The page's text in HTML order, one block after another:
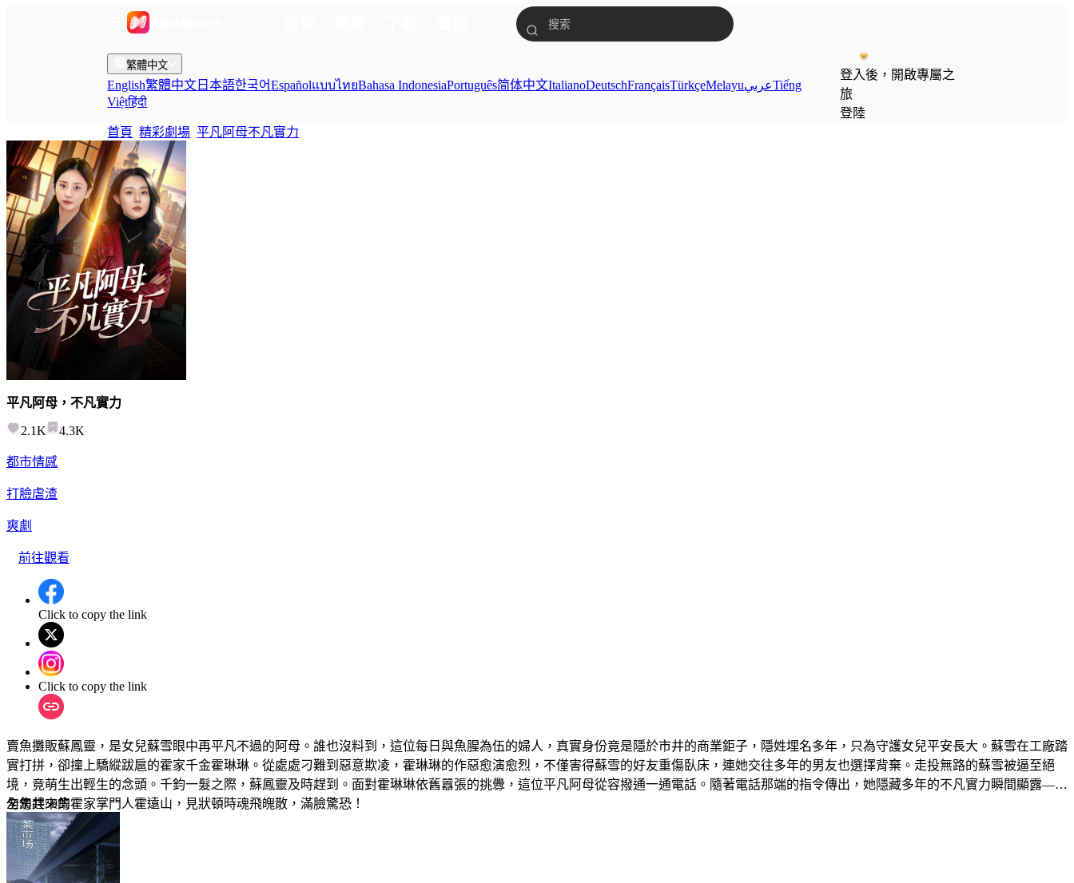
繁體中文
English繁體中文 日本語한국어EspañolแบบไทยBahasa IndonesiaPortuguês简体中文ItalianoDeutschFrançaisTürkçeMelayuعربيTiếng
Việtहिंदी
登入後，開啟專屬之
旅
登陸
首頁
精彩劇場 平凡阿母不凡實力
平凡阿母，不凡實力
2.1K 4.3K
都市情感
打臉虐渣
爽劇
前往觀看
Click to copy the link
Click to copy the link
賣魚攤販蘇鳳靈，是女兒蘇雪眼中再平凡不過的阿母。誰也沒料到，這位每日與魚腥為伍的婦人，真實身份竟是隱於市井的商業鉅子，隱姓埋名多年，只為守護女兒平安長大。蘇雪在工廠踏
實打拼，卻撞上驕縱跋扈的霍家千金霍琳琳。從處處刁難到惡意欺凌，霍琳琳的作惡愈演愈烈，不僅害得蘇雪的好友重傷臥床，連她交往多年的男友也選擇背棄。走投無路的蘇雪被逼至絕
境，竟萌生出輕生的念頭。千鈞一髮之際，蘇鳳靈及時趕到。面對霍琳琳依舊囂張的挑釁，這位平凡阿母從容撥通一通電話。隨著電話那端的指令傳出，她隱藏多年的不凡實力瞬間顯露——
匆匆趕來的霍家掌門人霍遠山，見狀頓時魂飛魄散，滿臉驚恐！
全集共59集